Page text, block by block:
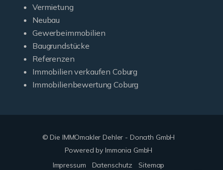
Vermietung
Neubau
Gewerbeimmobilien
Baugrundstücke
Referenzen
Immobilien verkaufen Coburg
Immobilienbewertung Coburg
© Die IMMOmakler Dehler - Donath GmbH
Powered by Immonia GmbH
Impressum
Datenschutz Sitemap